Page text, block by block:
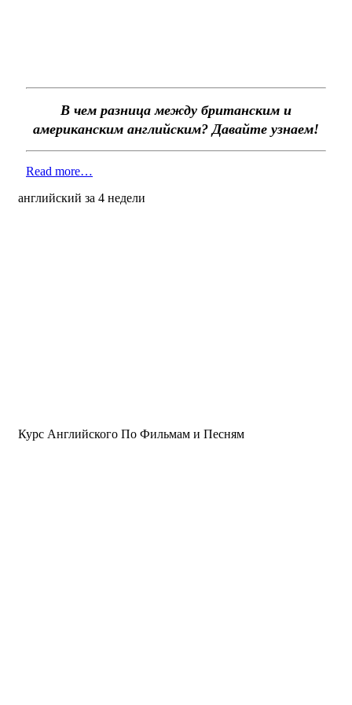
В чем разница между британским и
американским английским? Давайте узнаем!
Read more…
английский за 4 недели
Курс Английского По Фильмам и Песням